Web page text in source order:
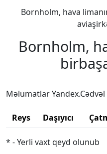
Bornholm, hava
Bornholm,
Məlumatlar
Reys Daşıyıcı
* - Yerli vaxt qeyd olunub